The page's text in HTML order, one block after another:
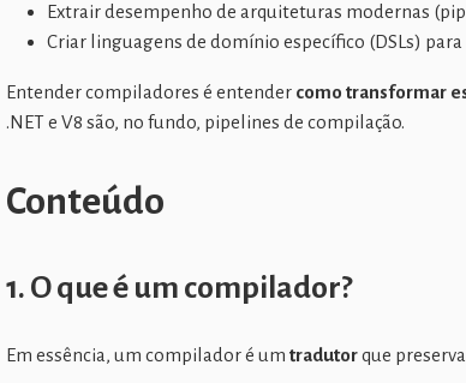
Extrair desempenho de arquiteturas modernas
Criar linguagens de domínio específico (DSLs)
Entender compiladores é entender como transformar
.NET e V8 são, no fundo, pipelines de compilação.
Conteúdo
1. O que é um compilador?
Em essência, um compilador é um tradutorque